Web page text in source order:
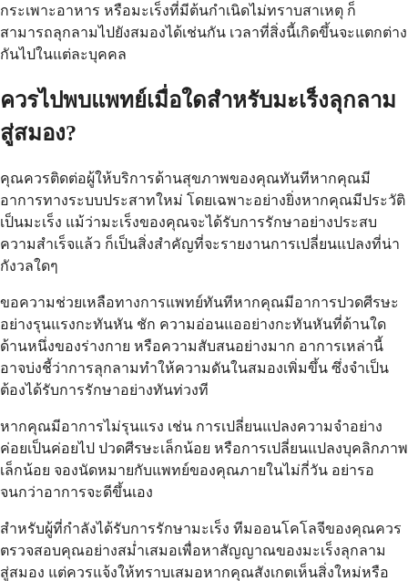
กระเพาะอาหาร หรือมะเร็งที่มีต้นกำเนิดไม่ทราบสาเหตุ ก็
สามารถลุกลามไปยังสมองได้เช่นกัน เวลาที่สิ่งนี้เกิดขึ้นจะแตกต่าง
กันไปในแต่ละบุคคล
ควรไปพบแพทย์เมื่อใดสำหรับมะเร็งลุกลาม
สู่สมอง?
คุณควรติดต่อผู้ให้บริการด้านสุขภาพของคุณทันทีหากคุณมี
อาการทางระบบประสาทใหม่ โดยเฉพาะอย่างยิ่งหากคุณมีประวัติ
เป็นมะเร็ง แม้ว่ามะเร็งของคุณจะได้รับการรักษาอย่างประสบ
ความสำเร็จแล้ว ก็เป็นสิ่งสำคัญที่จะรายงานการเปลี่ยนแปลงที่น่า
กังวลใดๆ
ขอความช่วยเหลือทางการแพทย์ทันทีหากคุณมีอาการปวดศีรษะ
อย่างรุนแรงกะทันหัน ชัก ความอ่อนแออย่างกะทันหันที่ด้านใด
ด้านหนึ่งของร่างกาย หรือความสับสนอย่างมาก อาการเหล่านี้
อาจบ่งชี้ว่าการลุกลามทำให้ความดันในสมองเพิ่มขึ้น ซึ่งจำเป็น
ต้องได้รับการรักษาอย่างทันท่วงที
หากคุณมีอาการไม่รุนแรง เช่น การเปลี่ยนแปลงความจำอย่าง
ค่อยเป็นค่อยไป ปวดศีรษะเล็กน้อย หรือการเปลี่ยนแปลงบุคลิกภาพ
เล็กน้อย จองนัดหมายกับแพทย์ของคุณภายในไม่กี่วัน อย่ารอ
จนกว่าอาการจะดีขึ้นเอง
สำหรับผู้ที่กำลังได้รับการรักษามะเร็ง ทีมออนโคโลจีของคุณควร
ตรวจสอบคุณอย่างสม่ำเสมอเพื่อหาสัญญาณของมะเร็งลุกลาม
สู่สมอง แต่ควรแจ้งให้ทราบเสมอหากคุณสังเกตเห็นสิ่งใหม่หรือ